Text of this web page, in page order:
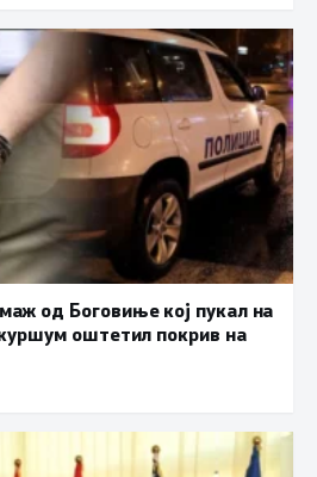
од Боговиње кој пукал на
оштетил покрив на